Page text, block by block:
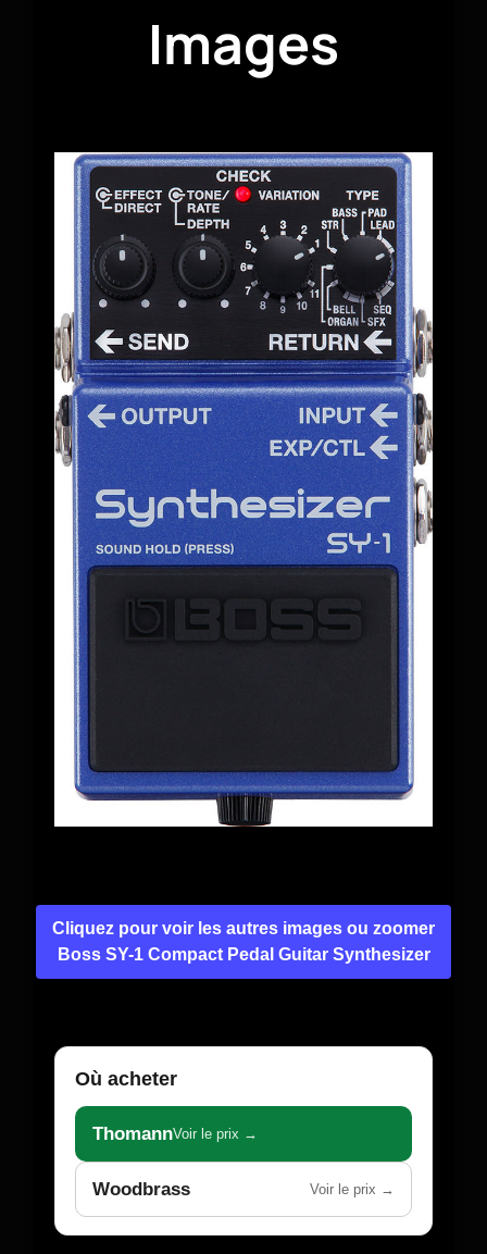
Images
Cliquez pour voir les autres images ou zoomer
Boss SY-1 Compact Pedal Guitar Synthesizer
Où acheter
ThomannVoir le prix →
Woodbrass Voir le prix →